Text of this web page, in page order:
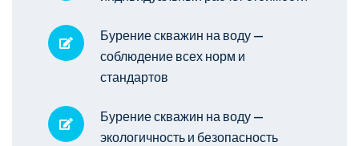
Бурение скважин на воду —
соблюдение всех норм и
стандартов
Бурение скважин на воду —
экологичность и безопасность